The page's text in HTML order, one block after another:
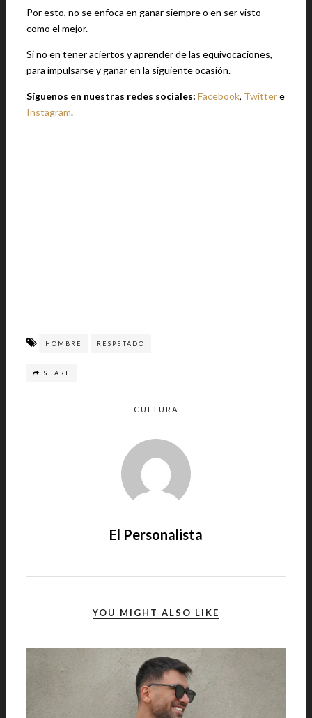
Por esto, no se enfoca en ganar siempre o en ser visto
como el mejor.
Si no en tener aciertos y aprender de las equivocaciones,
para impulsarse y ganar en la siguiente ocasión.
Síguenos en nuestras redes sociales: Facebook, Twittere
Instagram.
HOMBRE RESPETADO
SHARE
CULTURA
El Personalista
YOU MIGHT ALSO LIKE